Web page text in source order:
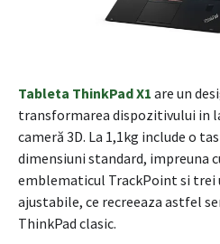
Tableta ThinkPad X1 are un
transformarea dispozitivului in
cameră 3D. La 1,1kg include o
dimensiuni standard, impreuna
emblematicul TrackPoint si trei
ajustabile, ce recreeaza astfel
ThinkPad clasic.